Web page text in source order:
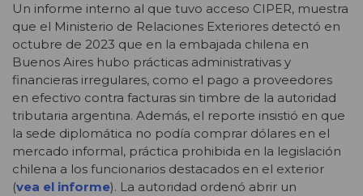
Un informe interno al que tuvo acceso CIPER, muestra
que el Ministerio de Relaciones Exteriores detectó en
octubre de 2023 que en la embajada chilena en
Buenos Aires hubo prácticas administrativas y
financieras irregulares, como el pago a proveedores
en efectivo contra facturas sin timbre de la autoridad
tributaria argentina. Además, el reporte insistió en que
la sede diplomática no podía comprar dólares en el
mercado informal, práctica prohibida en la legislación
chilena a los funcionarios destacados en el exterior
(vea el informe). La autoridad ordenó abrir un